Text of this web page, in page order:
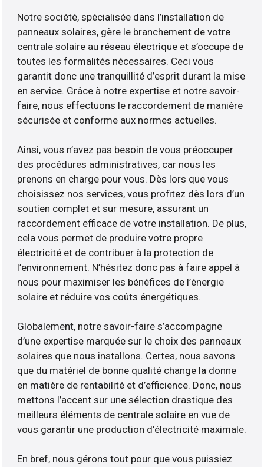
Notre société, spécialisée dans l’installation de
panneaux solaires, gère le branchement de votre
centrale solaire au réseau électrique et s’occupe de
toutes les formalités nécessaires. Ceci vous
garantit donc une tranquillité d’esprit durant la mise
en service. Grâce à notre expertise et notre savoir-
faire, nous effectuons le raccordement de manière
sécurisée et conforme aux normes actuelles.
Ainsi, vous n’avez pas besoin de vous préoccuper
des procédures administratives, car nous les
prenons en charge pour vous. Dès lors que vous
choisissez nos services, vous profitez dès lors d’un
soutien complet et sur mesure, assurant un
raccordement efficace de votre installation. De plus,
cela vous permet de produire votre propre
électricité et de contribuer à la protection de
l’environnement. N’hésitez donc pas à faire appel à
nous pour maximiser les bénéfices de l’énergie
solaire et réduire vos coûts énergétiques.
Globalement, notre savoir-faire s’accompagne
d’une expertise marquée sur le choix des panneaux
solaires que nous installons. Certes, nous savons
que du matériel de bonne qualité change la donne
en matière de rentabilité et d’efficience. Donc, nous
mettons l’accent sur une sélection drastique des
meilleurs éléments de centrale solaire en vue de
vous garantir une production d’électricité maximale.
En bref, nous gérons tout pour que vous puissiez